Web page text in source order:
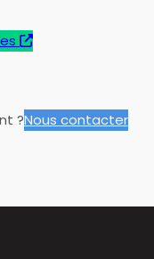
?Nous contacter